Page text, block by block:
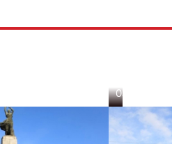
03.08.26